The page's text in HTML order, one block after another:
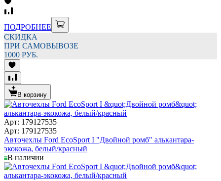
ПОДРОБНЕЕ
СКИДКА
ПРИ САМОВЫВОЗЕ
1000 РУБ.
В корзину
Арт: 179127535
Арт: 179127535
Авточехлы Ford EcoSport I "Двойной ромб" алькантара-
экокожа, белый/красный
В наличии